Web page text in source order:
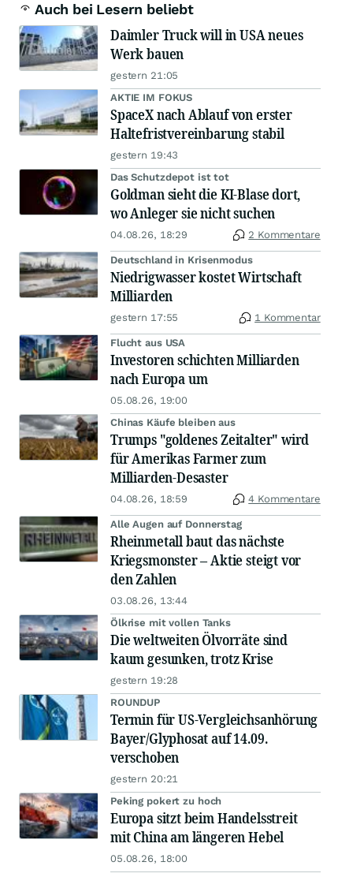
Auch bei Lesern beliebt
Daimler Truck will in USA neues
Werk bauen
gestern 21:05
AKTIE IM FOKUS
SpaceX nach Ablauf von erster
Haltefristvereinbarung stabil
gestern 19:43
Das Schutzdepot ist tot
Goldman sieht die KI-Blase dort,
wo Anleger sie nicht suchen
04.08.26, 18:29 2 Kommentare
Deutschland in Krisenmodus
Niedrigwasser kostet Wirtschaft
Milliarden
gestern 17:55 1 Kommentar
Flucht aus USA
Investoren schichten Milliarden
nach Europa um
05.08.26, 19:00
Chinas Käufe bleiben aus
Trumps "goldenes Zeitalter" wird
für Amerikas Farmer zum
Milliarden-Desaster
04.08.26, 18:59 4 Kommentare
Alle Augen auf Donnerstag
Rheinmetall baut das nächste
Kriegsmonster – Aktie steigt vor
den Zahlen
03.08.26, 13:44
Ölkrise mit vollen Tanks
Die weltweiten Ölvorräte sind
kaum gesunken, trotz Krise
gestern 19:28
ROUNDUP
Termin für US-Vergleichsanhörung
Bayer/Glyphosat auf 14.09.
verschoben
gestern 20:21
Peking pokert zu hoch
Europa sitzt beim Handelsstreit
mit China am längeren Hebel
05.08.26, 18:00